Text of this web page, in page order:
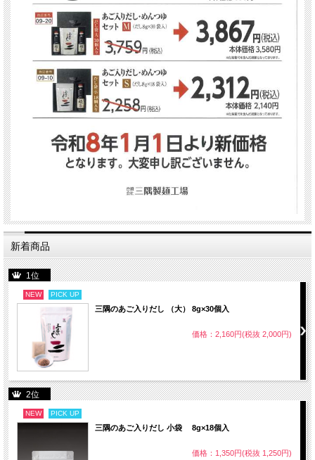
新着商品
1位
NEW PICK UP
三隅のあご入りだし （大） 8g×30個入
価格：2,160円(税抜 2,000円)
2位
NEW PICK UP
三隅のあご入りだし 小袋 8g×18個入
価格：1,350円(税抜 1,250円)